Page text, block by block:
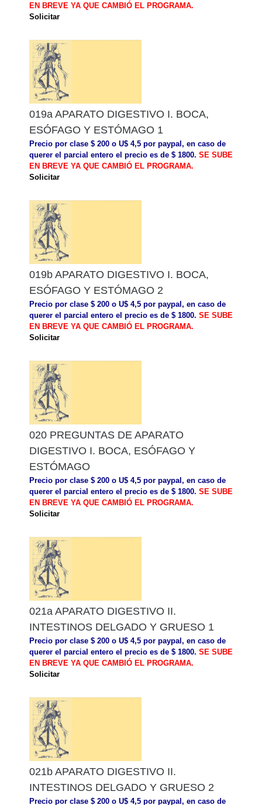
EN BREVE YA QUE CAMBIÓ EL PROGRAMA.
Solicitar
019a APARATO DIGESTIVO I. BOCA,
ESÓFAGO Y ESTÓMAGO 1
Precio por clase $ 200 o U$ 4,5 por paypal, en caso de
querer el parcial entero el precio es de $ 1800. SE SUBE
EN BREVE YA QUE CAMBIÓ EL PROGRAMA.
Solicitar
019b APARATO DIGESTIVO I. BOCA,
ESÓFAGO Y ESTÓMAGO 2
Precio por clase $ 200 o U$ 4,5 por paypal, en caso de
querer el parcial entero el precio es de $ 1800. SE SUBE
EN BREVE YA QUE CAMBIÓ EL PROGRAMA.
Solicitar
020 PREGUNTAS DE APARATO
DIGESTIVO I. BOCA, ESÓFAGO Y
ESTÓMAGO
Precio por clase $ 200 o U$ 4,5 por paypal, en caso de
querer el parcial entero el precio es de $ 1800. SE SUBE
EN BREVE YA QUE CAMBIÓ EL PROGRAMA.
Solicitar
021a APARATO DIGESTIVO II.
INTESTINOS DELGADO Y GRUESO 1
Precio por clase $ 200 o U$ 4,5 por paypal, en caso de
querer el parcial entero el precio es de $ 1800. SE SUBE
EN BREVE YA QUE CAMBIÓ EL PROGRAMA.
Solicitar
021b APARATO DIGESTIVO II.
INTESTINOS DELGADO Y GRUESO 2
Precio por clase $ 200 o U$ 4,5 por paypal, en caso de